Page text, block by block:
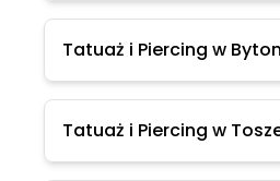
Tatuaż i Piercing w
Tatuaż i Piercing w